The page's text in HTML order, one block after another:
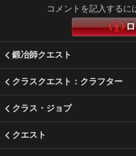
コメントを記入するに
鍛冶師クエスト
クラスクエスト：クラフター
クラス・ジョブ
クエスト